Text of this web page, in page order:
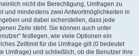
nicht die Berechtigung, Umfragen zu
und mindestens zwei Antwortmöglichkeiten in
und dabei sicherstellen, dass jede
Zeile steht. Sie können auch unter
festlegen, wie viele Optionen ein
Zeitlimit für die Umfrage gilt (0 bedeutet
Umfrage) und schließlich, ob die Benutzer ihre